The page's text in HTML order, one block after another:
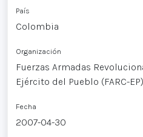
País
Colombia
Organización
Fuerzas Armadas
Ejército del Pueblo (FARC-EP)
Fecha
2007-04-30